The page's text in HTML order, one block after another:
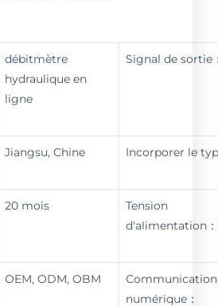
débitmètre
hydraulique en
ligne
Signal de sortie
Jiangsu, Chine Incorporer le
20 mois
Tension
d'alimentation：
OEM, ODM, OBM
Communication
numérique：